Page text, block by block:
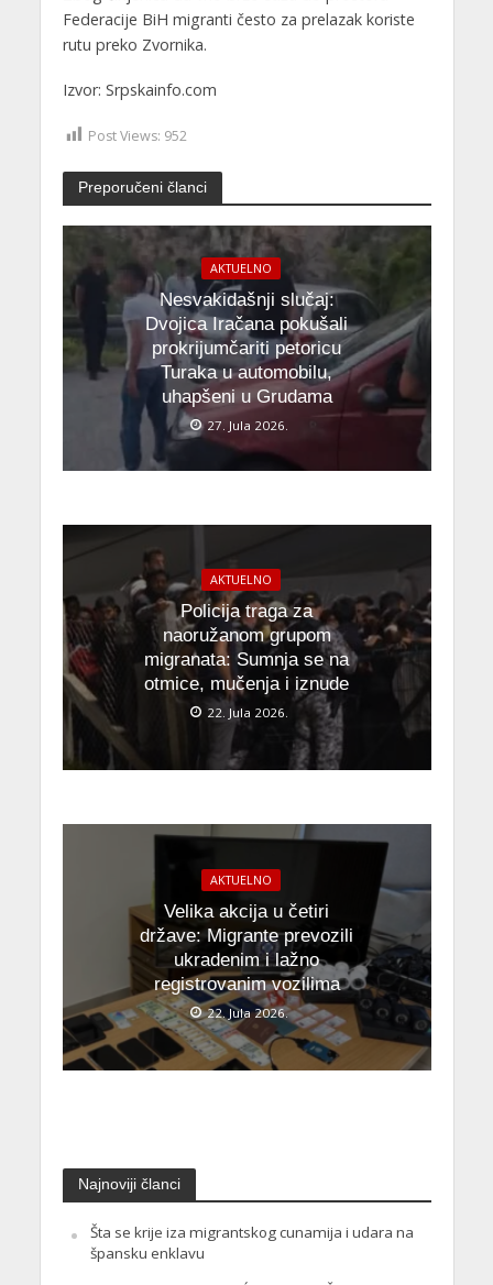
Federacije BiH migranti često za prelazak koriste
rutu preko Zvornika.
Izvor: Srpskainfo.com
Post Views: 952
Preporučeni članci
AKTUELNO
Nesvakidašnji slučaj:
Dvojica Iračana pokušali
prokrijumčariti petoricu
Turaka u automobilu,
uhapšeni u Grudama
27. Jula 2026.
AKTUELNO
Policija traga za
naoružanom grupom
migranata: Sumnja se na
otmice, mučenja i iznude
22. Jula 2026.
AKTUELNO
Velika akcija u četiri
države: Migrante prevozili
ukradenim i lažno
registrovanim vozilima
22. Jula 2026.
Najnoviji članci
Šta se krije iza migrantskog cunamija i udara na
špansku enklavu